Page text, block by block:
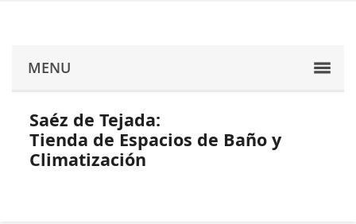
MENU
Saéz de Tejada:
Tienda de Espacios de Baño y
Climatización